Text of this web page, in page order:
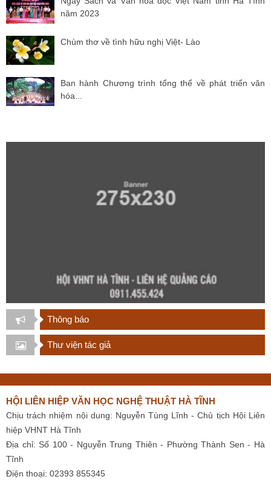
năm 2023
Chùm thơ về tình hữu nghị Việt- Lào
Ban hành Chương trình tổng thể về phát triển văn
hóa...
Thông báo
Thư viện tác giả
HỘI LIÊN HIỆP VĂN HỌC NGHỆ THUẬT HÀ TĨNH
Chịu trách nhiệm nội dung: Nguyễn Tùng Lĩnh - Chủ tịch Hội Liên
hiệp VHNT Hà Tĩnh
Địa chỉ: Số 100 - Nguyễn Trung Thiên - Phường Thành Sen - Hà
Tĩnh
Điện thoại: 02393 855345